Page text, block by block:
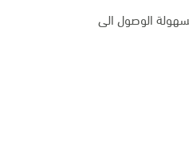
الوصول الى